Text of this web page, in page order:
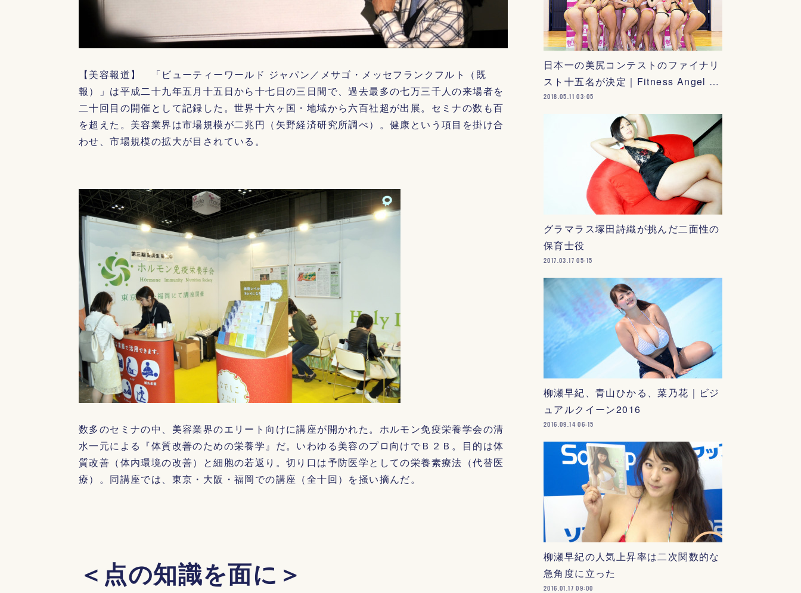
【美容報道】 「ビューティーワールド ジャパン／メサゴ・メッセフランクフルト（既
報）」は平成二十九年五月十五日から十七日の三日間で、過去最多の七万三千人の来場者を
二十回目の開催として記録した。世界十六ヶ国・地域から六百社超が出展。セミナの数も百
を超えた。美容業界は市場規模が二兆円（矢野経済研究所調べ）。健康という項目を掛け合
わせ、市場規模の拡大が目されている。
数多のセミナの中、美容業界のエリート向けに講座が開かれた。ホルモン免疫栄養学会の清
水一元による『体質改善のための栄養学』だ。いわゆる美容のプロ向けでＢ２Ｂ。目的は体
質改善（体内環境の改善）と細胞の若返り。切り口は予防医学としての栄養素療法（代替医
療）。同講座では、東京・大阪・福岡での講座（全十回）を掻い摘んだ。
＜点の知識を面に＞
日本一の美尻コンテストのファイナリ
スト十五名が決定｜Fitness Angel …
2018.05.11 03:05
グラマラス塚田詩織が挑んだ二面性の
保育士役
2017.03.17 05:15
柳瀬早紀、青山ひかる、菜乃花｜ビジ
ュアルクイーン2016
2016.09.14 06:15
柳瀬早紀の人気上昇率は二次関数的な
急角度に立った
2016.01.17 09:00